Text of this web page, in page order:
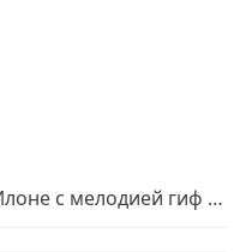
Илоне с мелодией гиф день рождения